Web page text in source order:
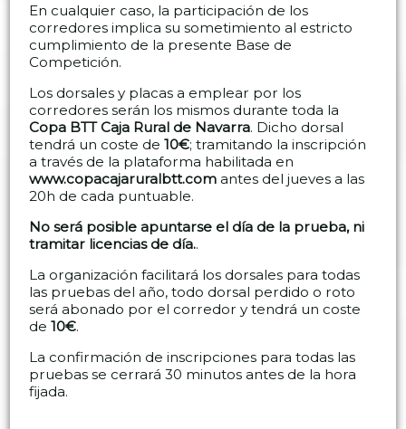
En cualquier caso, la participación de los
corredores implica su sometimiento al estricto
cumplimiento de la presente Base de
Competición.
Los dorsales y placas a emplear por los
corredores serán los mismos durante toda la
Copa BTT Caja Rural de Navarra. Dicho dorsal
tendrá un coste de10€; tramitando la inscripción
a través de la plataforma habilitada en
www.copacajaruralbtt.com antes del jueves a las
20h de cada puntuable.
No será posible apuntarse el día de la prueba, ni
tramitar licencias de día..
La organización facilitará los dorsales para todas
las pruebas del año, todo dorsal perdido o roto
será abonado por el corredor y tendrá un coste
de10€.
La confirmación de inscripciones para todas las
pruebas se cerrará 30 minutos antes de la hora
fijada.